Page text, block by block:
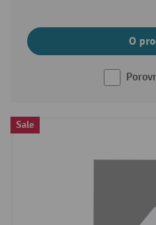
O
Sale